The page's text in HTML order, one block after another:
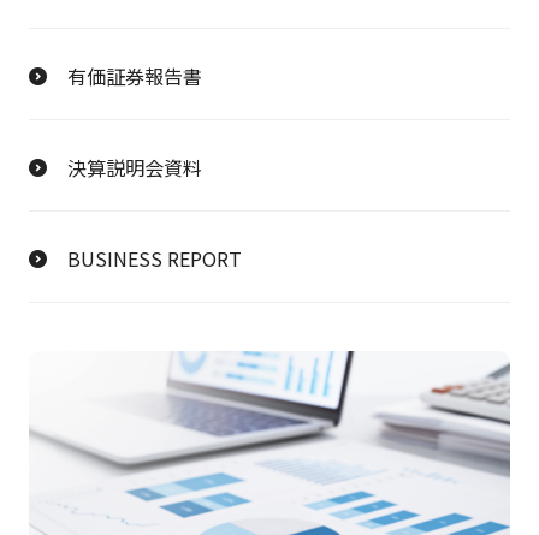
有価証券報告書
決算説明会資料
BUSINESS REPORT